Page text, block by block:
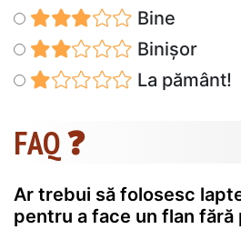
Bine
Binișor
La pământ!
FAQ ❓
Ar trebui să folosesc
pentru a face un flan fără